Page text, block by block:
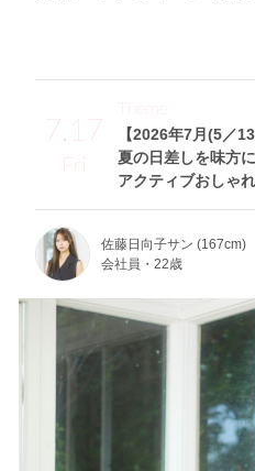
7.17
Fri
【2026年7月(5／
夏の日差しを味方
アクティブおしゃ
Theme
佐藤日向子サン (167cm)
会社員・22歳